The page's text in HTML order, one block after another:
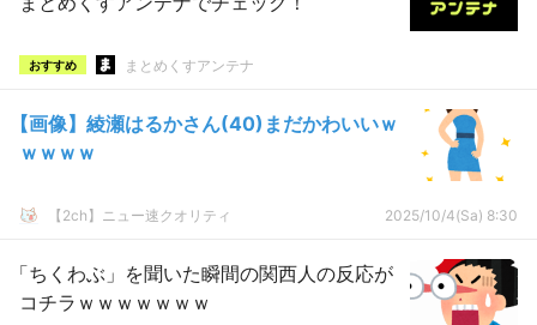
おすすめ まとめくすアンテナ
【画像】綾瀬はるかさん(40)まだかわいいｗ
ｗｗｗｗ
【2ch】ニュー速クオリティ 2025/10/4(Sa) 8:30
「ちくわぶ」を聞いた瞬間の関西人の反応が
コチラｗｗｗｗｗｗｗ